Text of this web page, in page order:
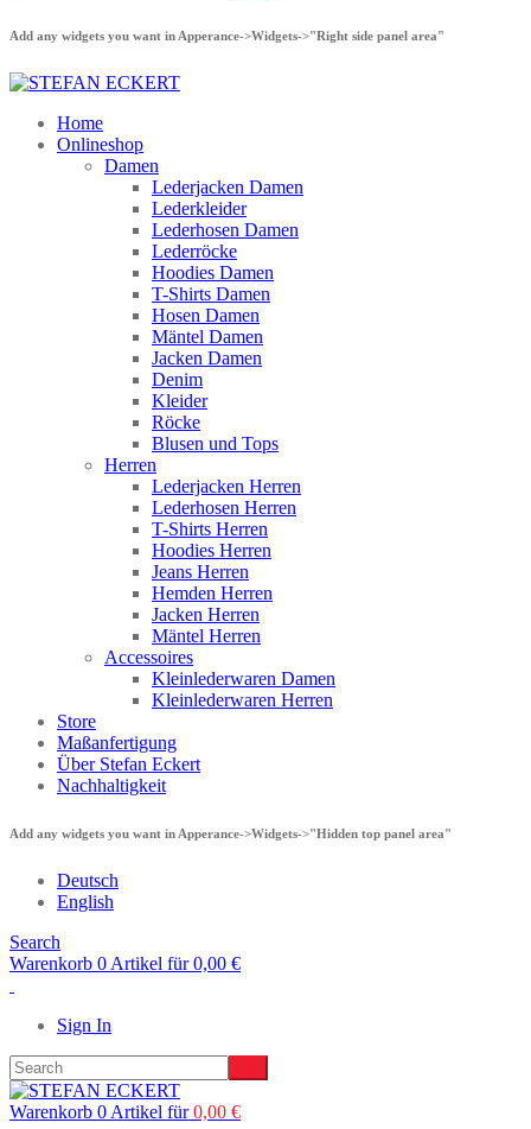
Add any widgets you want in Apperance->Widgets->"Right side panel area"
Home
Onlineshop
Damen
Lederjacken Damen
Lederkleider
Lederhosen Damen
Lederröcke
Hoodies Damen
T-Shirts Damen
Hosen Damen
Mäntel Damen
Jacken Damen
Denim
Kleider
Röcke
Blusen und Tops
Herren
Lederjacken Herren
Lederhosen Herren
T-Shirts Herren
Hoodies Herren
Jeans Herren
Hemden Herren
Jacken Herren
Mäntel Herren
Accessoires
Kleinlederwaren Damen
Kleinlederwaren Herren
Store
Maßanfertigung
Über Stefan Eckert
Nachhaltigkeit
Add any widgets you want in Apperance->Widgets->"Hidden top panel area"
Deutsch
English
Search
Warenkorb 0 Artikel für0,00 €
Sign In
Warenkorb 0 Artikel für0,00 €